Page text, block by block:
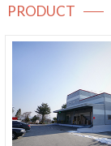
PRODUCT